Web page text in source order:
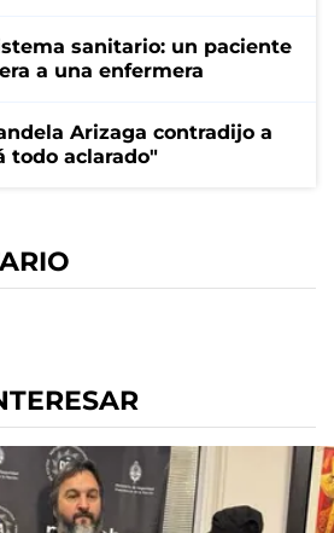
sanitario: un paciente
a una enfermera
Arizaga contradijo a
todo aclarado"